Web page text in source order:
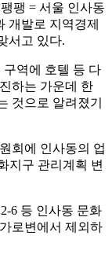
팽 = 서울 인사동
개발로 지역경제
서고 있다.
구역에 호텔 등 다
하는 가운데 한
것으로 알려졌기
회에 인사동의 업
지구 관리계획 변
6 등 인사동 문화
로변에서 제외하